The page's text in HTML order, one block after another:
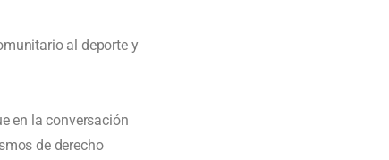
al deporte y
en la conversación
de derecho